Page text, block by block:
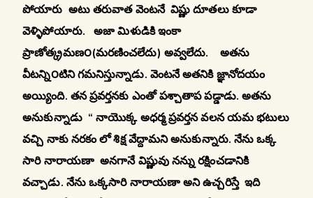
పోయారు అటు తరువాత వెంటనే విష్ణు దూతలు కూడా
వెళ్ళిపోయారు. అజా మిళుడికి ఇంకా
ప్రాణోత్క్రమణ౦(మరణించలేదు) అవ్వలేదు. అతను
వీటన్ని౦టిని గమనిస్తున్నాడు. వెంటనే అతనికి జ్ఞానోదయం
అయ్యింది. తన ప్రవర్తనకు ఎంతో పశ్చాతాప పడ్డాడు. అతను
అనుకున్నాడు “ నాయొక్క అధర్మ ప్రవర్తన వలన యమ భటులు
వచ్చి నాకు నరకం లో శిక్ష వేద్దామని అనుకున్నారు. నేను ఒక్క
సారి నారాయణా అనగానే విష్ణువు నన్ను రక్షించడానికి
వచ్చాడు. నేను ఒక్కసారి నారాయణా అని ఉచ్చరిస్తే ఇది